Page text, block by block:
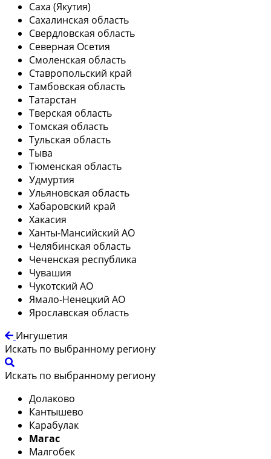
Саха (Якутия)
Сахалинская область
Свердловская область
Северная Осетия
Смоленская область
Ставропольский край
Тамбовская область
Татарстан
Тверская область
Томская область
Тульская область
Тыва
Тюменская область
Удмуртия
Ульяновская область
Хабаровский край
Хакасия
Ханты-Мансийский АО
Челябинская область
Чеченская республика
Чувашия
Чукотский АО
Ямало-Ненецкий АО
Ярославская область
Ингушетия
Искать по выбранному региону
Искать по выбранному региону
Долаково
Кантышево
Карабулак
Магас
Малгобек